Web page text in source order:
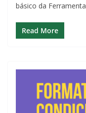
básico da Ferramenta
Read More